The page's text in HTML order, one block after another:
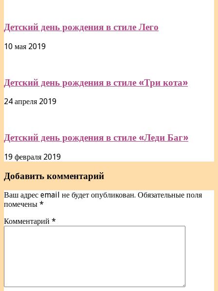
Детский день рождения в стиле Лего
10 мая 2019
Детский день рождения в стиле «Три кота»
24 апреля 2019
Детский день рождения в стиле «Леди Баг»
19 февраля 2019
Добавить комментарий
Ваш адрес email не будет опубликован. Обязательные поля
помечены *
Комментарий *